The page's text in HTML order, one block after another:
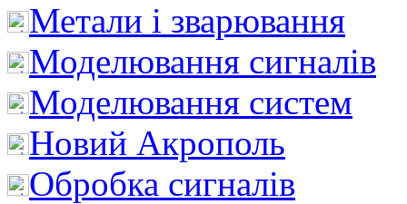
Метали і зварювання
Моделювання сигналів
Моделювання систем
Новий Акрополь
Обробка сигналів